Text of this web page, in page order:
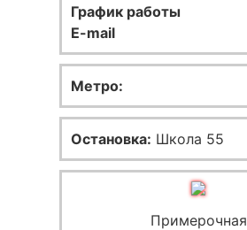
График работы
E-mail
Метро:
Остановка: Школа 55
Примерочная